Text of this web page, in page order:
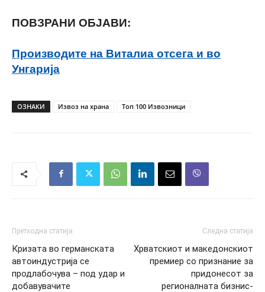
ПОВЗРАНИ ОБЈАВИ:
Производите на Виталиа отсега и во
Унгарија
ОЗНАКИ Извоз на храна Топ 100 Извозници
Претходна статија
Кризата во германската
автоиндустрија се
продлабочува – под удар и
добавувачите
Следна статија
Хрватскиот и македонскиот
премиер со признание за
придонесот за
регионалната бизнис-